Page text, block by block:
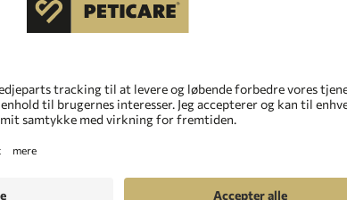
arkiveret, flyttet eller omdøbt den
til en forkert eller forældet URL - tjek
fra dig. Send os venligst en besked